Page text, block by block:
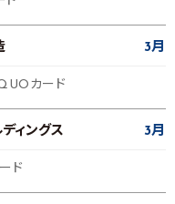
3月
カード
ィングス 3月
ド